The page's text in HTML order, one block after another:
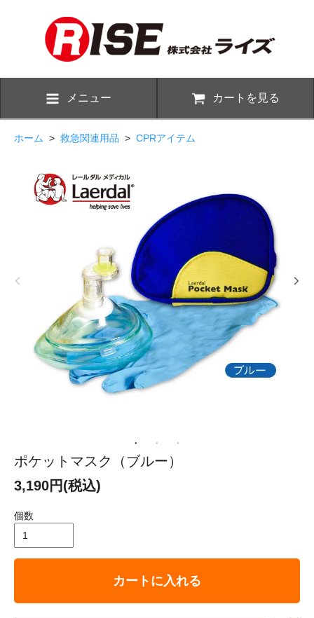
メニュー カートを見る
ホーム > 救急関連用品 > CPRアイテム
ポケットマスク（ブルー）
3,190円(税込)
個数
カートに入れる